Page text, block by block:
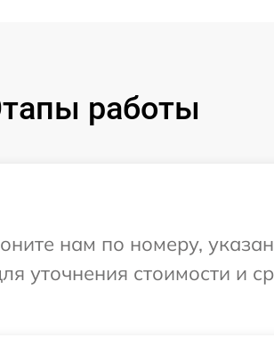
работы
нам по номеру,
уточнения стоимости и